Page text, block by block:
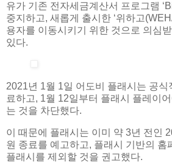
유가 기존 전자세금계산서 프로그램
중지하고, 새롭게 출시한 ‘위하고
용자를 이동시키기 위한 것으로 의심
있다.
2021년 1월 1일 어도비 플래시는 공식
료하고, 1월 12일부터 플래시 플레이
는 것을 차단했다.
이 때문에 플래시는 이미 약 3년 전인
원 종료를 예고하고, 플래시 기반의 홈
플래시를 제외할 것을 권고했다.